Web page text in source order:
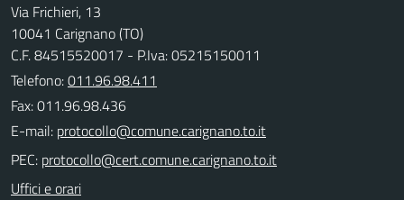
Via Frichieri, 13
10041 Carignano (TO)
C.F. 84515520017 - P.Iva: 05215150011
Telefono:011.96.98.411
Fax: 011.96.98.436
E-mail:
PEC:
Uffici e orari